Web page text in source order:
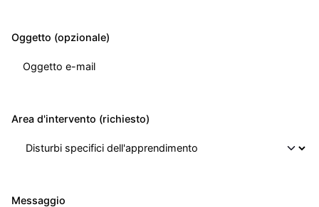
Oggetto (opzionale)
Area d'intervento (richiesto)
Messaggio